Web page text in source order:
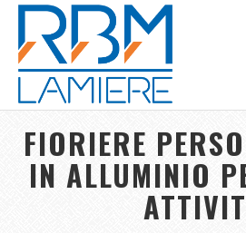
FIORIERE
IN ALLUMINIO